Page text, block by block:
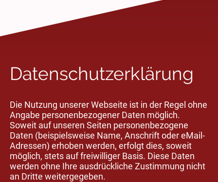
Datenschutzerklärung
Die Nutzung unserer Webseite ist in der Regel ohne
Angabe personenbezogener Daten möglich.
Soweit auf unseren Seiten personenbezogene
Daten (beispielsweise Name, Anschrift oder eMail-
Adressen) erhoben werden, erfolgt dies, soweit
möglich, stets auf freiwilliger Basis. Diese Daten
werden ohne Ihre ausdrückliche Zustimmung nicht
an Dritte weitergegeben.